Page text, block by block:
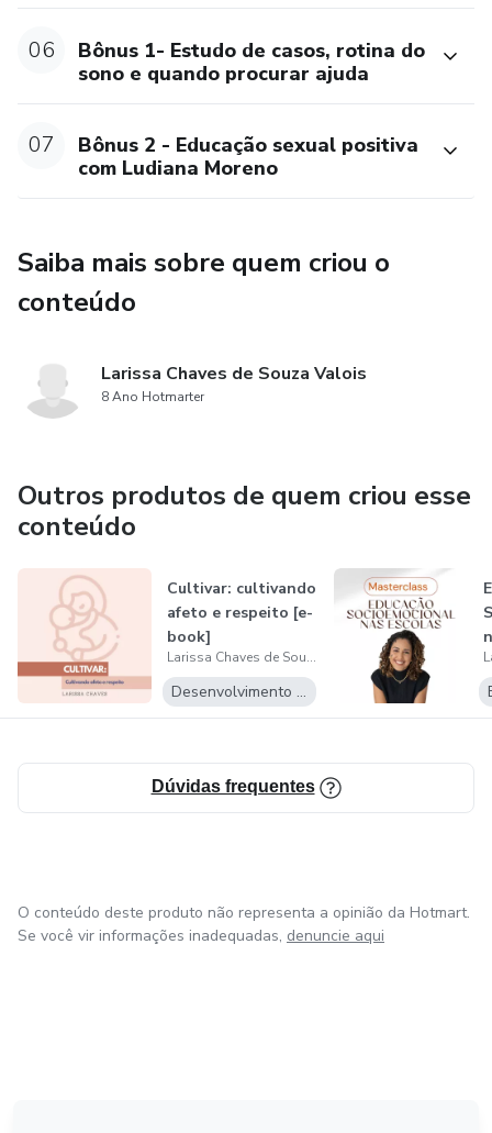
06
Bônus 1- Estudo de casos, rotina do
sono e quando procurar ajuda
07
Bônus 2 - Educação sexual positiva
com Ludiana Moreno
Saiba mais sobre quem criou o
conteúdo
Larissa Chaves de Souza Valois
8 Ano Hotmarter
Outros produtos de quem criou esse
conteúdo
Cultivar: cultivando
afeto e respeito [e-
book]
Larissa Chaves de Souza Valois
Desenvolvimento Pessoal
Dúvidas frequentes
O conteúdo deste produto não representa a opinião da Hotmart.
Se você vir informações inadequadas, denuncie aqui